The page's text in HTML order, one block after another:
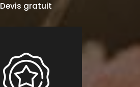
Devis gratuit